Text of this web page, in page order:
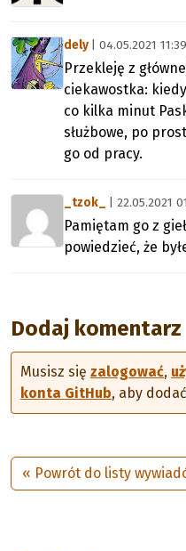
dely | 04.05.2021 11:39
Przekleję z
ciekawostka:
co kilka minut
służbowe, po
go od pracy.
_tzok_ | 22.05.2021
Pamiętam go z
powiedzieć, że
Dodaj komentarz
Musisz się zalogować,
konta GitHub, aby
« Powrót do listy